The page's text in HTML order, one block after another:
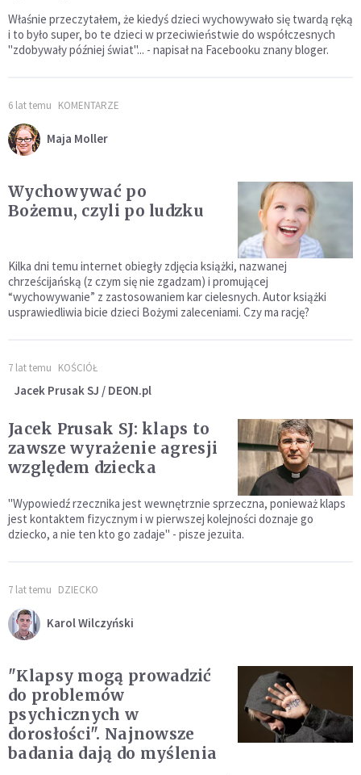
Właśnie przeczytałem, że kiedyś dzieci wychowywało się twardą ręką
i to było super, bo te dzieci w przeciwieństwie do współczesnych
"zdobywały później świat"... - napisał na Facebooku znany bloger.
6 lat temu KOMENTARZE
Maja Moller
Wychowywać po
Bożemu, czyli po ludzku
Kilka dni temu internet obiegły zdjęcia książki, nazwanej
chrześcijańską (z czym się nie zgadzam) i promującej
“wychowywanie” z zastosowaniem kar cielesnych. Autor książki
usprawiedliwia bicie dzieci Bożymi zaleceniami. Czy ma rację?
7 lat temu KOŚCIÓŁ
Jacek Prusak SJ / DEON.pl
Jacek Prusak SJ: klaps to
zawsze wyrażenie agresji
względem dziecka
"Wypowiedź rzecznika jest wewnętrznie sprzeczna, ponieważ klaps
jest kontaktem fizycznym i w pierwszej kolejności doznaje go
dziecko, a nie ten kto go zadaje" - pisze jezuita.
7 lat temu DZIECKO
Karol Wilczyński
"Klapsy mogą prowadzić
do problemów
psychicznych w
dorosłości". Najnowsze
badania dają do myślenia